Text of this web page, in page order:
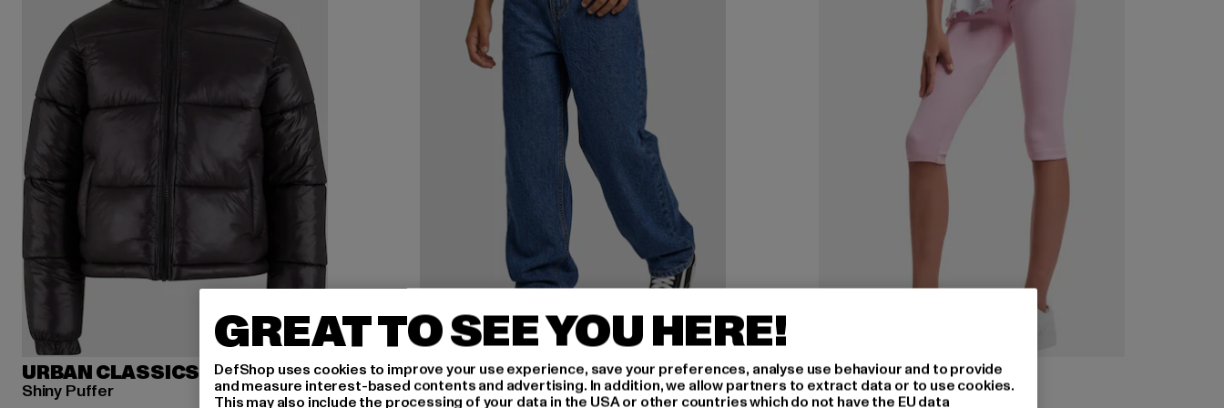
URBAN CLASSICS
Shiny Puffer
URBAN CLASSICS
Boys 90's
URBAN CLASSICS
Girls High Waist Cycle Shorts
GREAT TO SEE YOU HERE!
DefShop uses cookies to improve your use experience, save your preferences, analyse use behaviour and to provide
and measure interest-based contents and advertising. In addition, we allow partners to extract data or to use cookies.
This may also include the processing of your data in the USA or other countries which do not have the EU data